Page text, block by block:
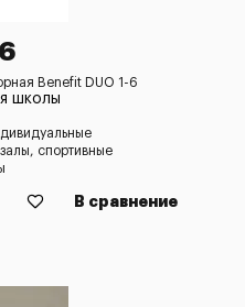
Benefit DUO 1-6
школы
спортивные
В сравнение